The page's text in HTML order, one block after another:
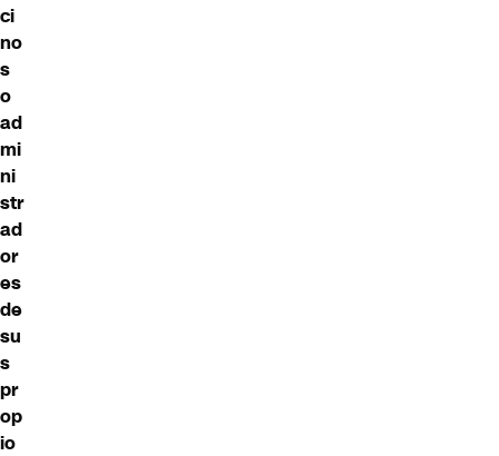
ci
no
s
o
ad
mi
ni
str
ad
or
es
de
su
s
pr
op
io